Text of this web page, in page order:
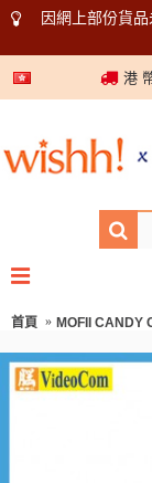
因網上部份貨
港
首頁 MOFII CANDY